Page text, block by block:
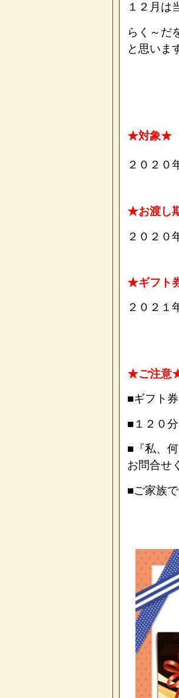
１２月は
らく～だ
と思いま
★対象★
２０２０
★お渡し
２０２
★ギフト
２０２
★ご注意
■ギフト
■１２０
■『私、
お問合せ
■ご家族